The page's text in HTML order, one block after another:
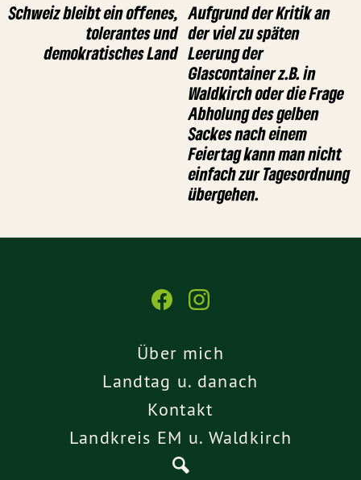
Schweiz bleibt ein offenes,
tolerantes und
demokratisches Land
Aufgrund der Kritik an
der viel zu späten
Leerung der
Glascontainer z.B. in
Waldkirch oder die Frage
Abholung des gelben
Sackes nach einem
Feiertag kann man nicht
einfach zur Tagesordnung
übergehen.
Über mich
Landtag u. danach
Kontakt
Landkreis EM u. Waldkirch